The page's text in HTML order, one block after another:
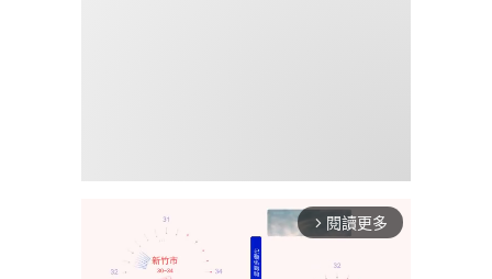
arrow_forward_ios 閱讀更多